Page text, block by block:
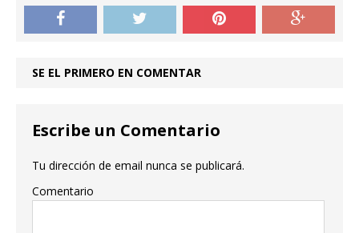
SE EL PRIMERO EN COMENTAR
Escribe un Comentario
Tu dirección de email nunca se publicará.
Comentario